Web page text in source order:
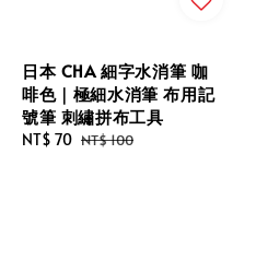
日本 CHA 細字水消筆 咖
啡色｜極細水消筆 布用記
號筆 刺繡拼布工具
Sale
NT$ 70 Regular
NT$ 100